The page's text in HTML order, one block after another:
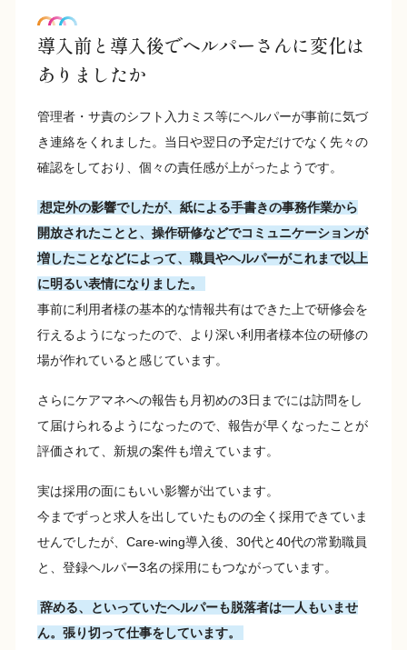
導入前と導入後でヘルパーさんに変化は
ありましたか
管理者・サ責のシフト入力ミス等にヘルパーが事前に気づ
き連絡をくれました。当日や翌日の予定だけでなく先々の
確認をしており、個々の責任感が上がったようです。
想定外の影響でしたが、紙による手書きの事務作業から
開放されたことと、操作研修などでコミュニケーションが
増したことなどによって、職員やヘルパーがこれまで以上
に明るい表情になりました。
事前に利用者様の基本的な情報共有はできた上で研修会を
行えるようになったので、より深い利用者様本位の研修の
場が作れていると感じています。
さらにケアマネへの報告も月初めの3日までには訪問をし
て届けられるようになったので、報告が早くなったことが
評価されて、新規の案件も増えています。
実は採用の面にもいい影響が出ています。
今までずっと求人を出していたものの全く採用できていま
せんでしたが、Care-wing導入後、30代と40代の常勤職員
と、登録ヘルパー3名の採用にもつながっています。
辞める、といっていたヘルパーも脱落者は一人もいませ
ん。張り切って仕事をしています。